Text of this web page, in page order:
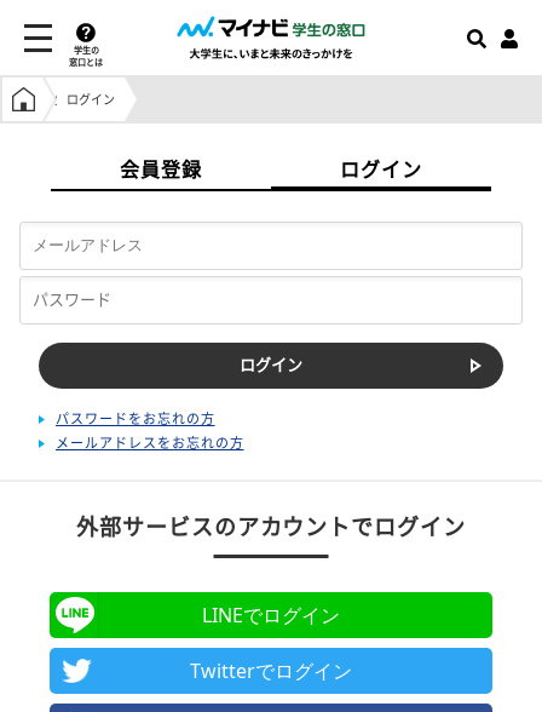
学生の
窓口とは
学生の窓口トップ
ログイン
会員登録 ログイン
パスワードをお忘れの方
メールアドレスをお忘れの方
外部サービスのアカウントでログイン
LINEでログイン
Twitterでログイン